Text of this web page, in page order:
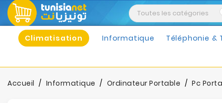
Climatisation Informatique Téléphonie &
Accueil Informatique Ordinateur Portable Pc